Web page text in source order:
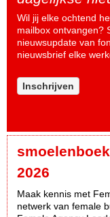
Wil jij elke ochtend
mailbox ontvangen?
nieuwsupdate van
nieuwsbrief elke
Inschrijven
2026
Maak kennis met
netwerk van female